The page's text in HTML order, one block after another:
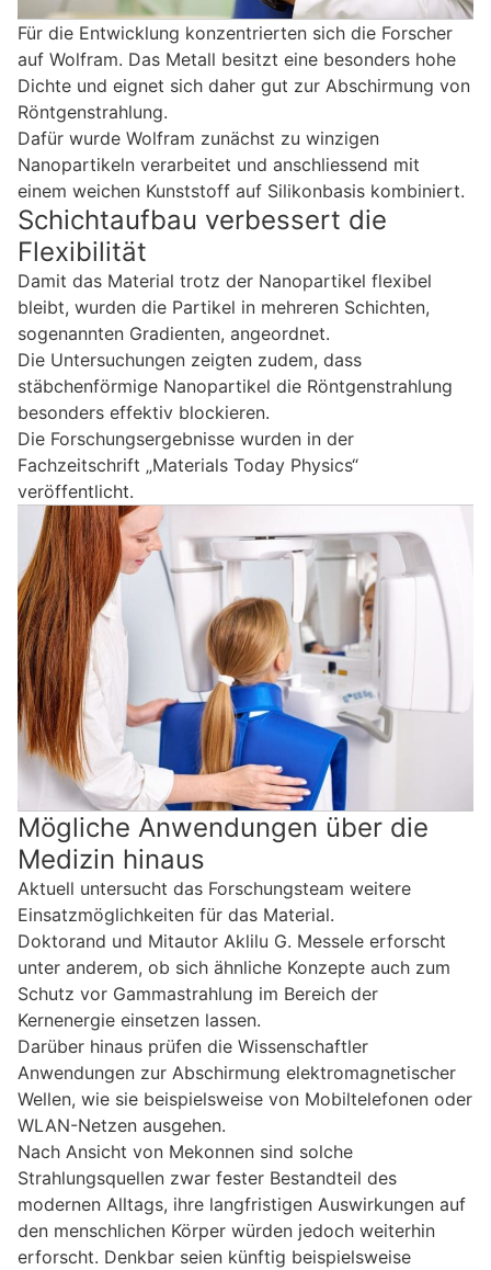
Für die Entwicklung konzentrierten sich die Forscher
auf Wolfram. Das Metall besitzt eine besonders hohe
Dichte und eignet sich daher gut zur Abschirmung von
Röntgenstrahlung.
Dafür wurde Wolfram zunächst zu winzigen
Nanopartikeln verarbeitet und anschliessend mit
einem weichen Kunststoff auf Silikonbasis kombiniert.
Schichtaufbau verbessert die
Flexibilität
Damit das Material trotz der Nanopartikel flexibel
bleibt, wurden die Partikel in mehreren Schichten,
sogenannten Gradienten, angeordnet.
Die Untersuchungen zeigten zudem, dass
stäbchenförmige Nanopartikel die Röntgenstrahlung
besonders effektiv blockieren.
Die Forschungsergebnisse wurden in der
Fachzeitschrift „Materials Today Physics“
veröffentlicht.
Mögliche Anwendungen über die
Medizin hinaus
Aktuell untersucht das Forschungsteam weitere
Einsatzmöglichkeiten für das Material.
Doktorand und Mitautor Aklilu G. Messele erforscht
unter anderem, ob sich ähnliche Konzepte auch zum
Schutz vor Gammastrahlung im Bereich der
Kernenergie einsetzen lassen.
Darüber hinaus prüfen die Wissenschaftler
Anwendungen zur Abschirmung elektromagnetischer
Wellen, wie sie beispielsweise von Mobiltelefonen oder
WLAN-Netzen ausgehen.
Nach Ansicht von Mekonnen sind solche
Strahlungsquellen zwar fester Bestandteil des
modernen Alltags, ihre langfristigen Auswirkungen auf
den menschlichen Körper würden jedoch weiterhin
erforscht. Denkbar seien künftig beispielsweise